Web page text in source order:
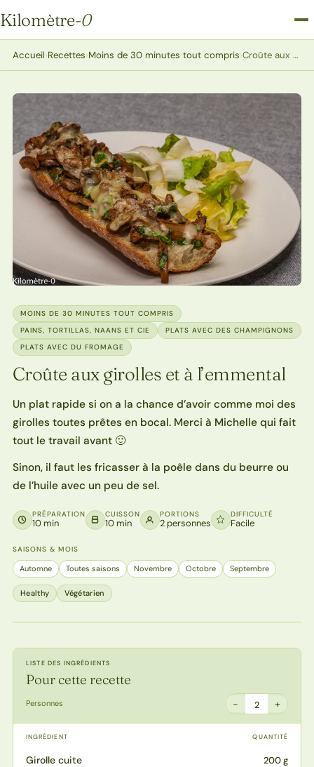
Kilomètre-0
Kilomètre-0
Accueil›Recettes›Moins de 30 minutes tout compris› Croûte aux girolles et à l’emmental
MOINS DE 30 MINUTES TOUT COMPRIS
PAINS, TORTILLAS, NAANS ET CIE
PLATS AVEC DES CHAMPIGNONS
PLATS AVEC DU FROMAGE
Croûte aux girolles et à l’emmental
Un plat rapide si on a la chance d’avoir comme moi des
girolles toutes prêtes en bocal. Merci à Michelle qui fait
tout le travail avant 🙂
Sinon, il faut les fricasser à la poêle dans du beurre ou
de l’huile avec un peu de sel.
PRÉPARATION
10 min
CUISSON
10 min
PORTIONS
2 personnes
DIFFICULTÉ
Facile
SAISONS & MOIS
Automne Toutes saisons Novembre Octobre Septembre
Healthy Végétarien
LISTE DES INGRÉDIENTS
Pour cette recette
Personnes − 2 +
INGRÉDIENT QUANTITÉ
Girolle cuite 200 g